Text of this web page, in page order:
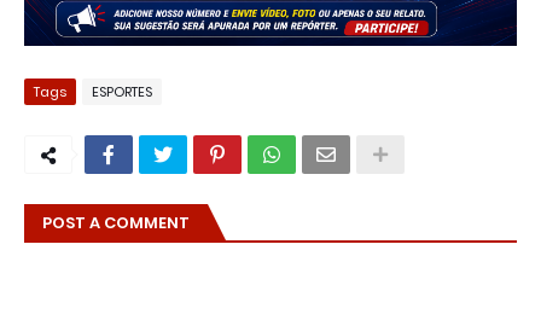
Tags ESPORTES
POST A COMMENT